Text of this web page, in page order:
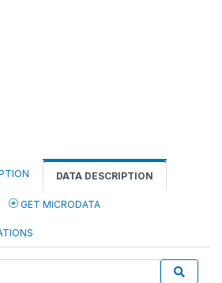
DATA DESCRIPTION
GET MICRODATA